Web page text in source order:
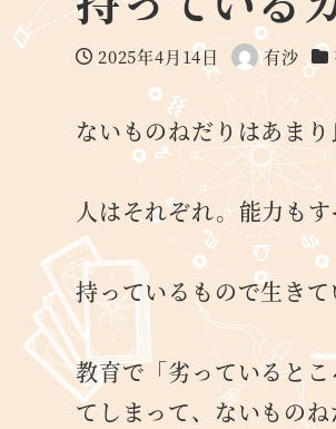
投稿日
2025年4月14日
著
者
有沙
カ
ないものねだりはあまり
人はそれぞれ。能力もす
持っているもので生きて
教育で「劣っていると
てしまって、ないものね